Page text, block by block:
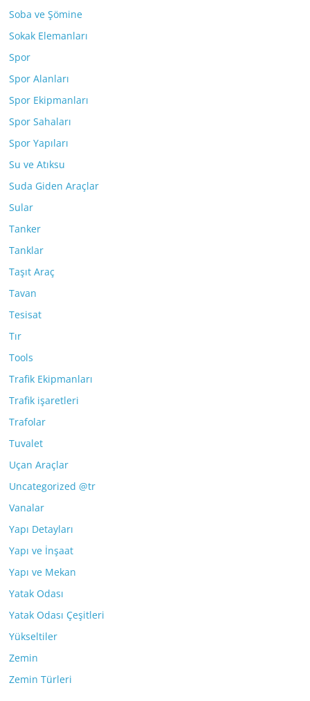
Soba ve Şömine
Sokak Elemanları
Spor
Spor Alanları
Spor Ekipmanları
Spor Sahaları
Spor Yapıları
Su ve Atıksu
Suda Giden Araçlar
Sular
Tanker
Tanklar
Taşıt Araç
Tavan
Tesisat
Tır
Tools
Trafik Ekipmanları
Trafik işaretleri
Trafolar
Tuvalet
Uçan Araçlar
Uncategorized @tr
Vanalar
Yapı Detayları
Yapı ve İnşaat
Yapı ve Mekan
Yatak Odası
Yatak Odası Çeşitleri
Yükseltiler
Zemin
Zemin Türleri